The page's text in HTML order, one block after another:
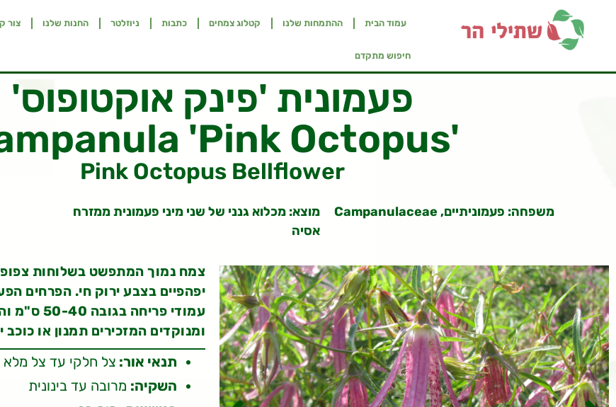
עמוד הבית ההתמחות שלנו קטלוג צמחים כתבות ניוזלטר החנות שלנו צור
חיפוש מתקדם
פעמונית 'פינק אוקטופוס'
'Pink Octopus'
Pink Octopus Bellflower
משפחה: פעמוניתיים, Campanulaceae
מוצא: מכלוא גנני של שני מיני פעמונית ממזרח
אסיה
צמח נמוך המתפשט בשלוחות
יפהפיים בצבע ירוק חי. הפרחים
עמודי
ומנוקדים המזכירים תמנון או כוכב
תנאי אור: צל חלקי עד צל מלא
השקיה: מרובה עד בינונית